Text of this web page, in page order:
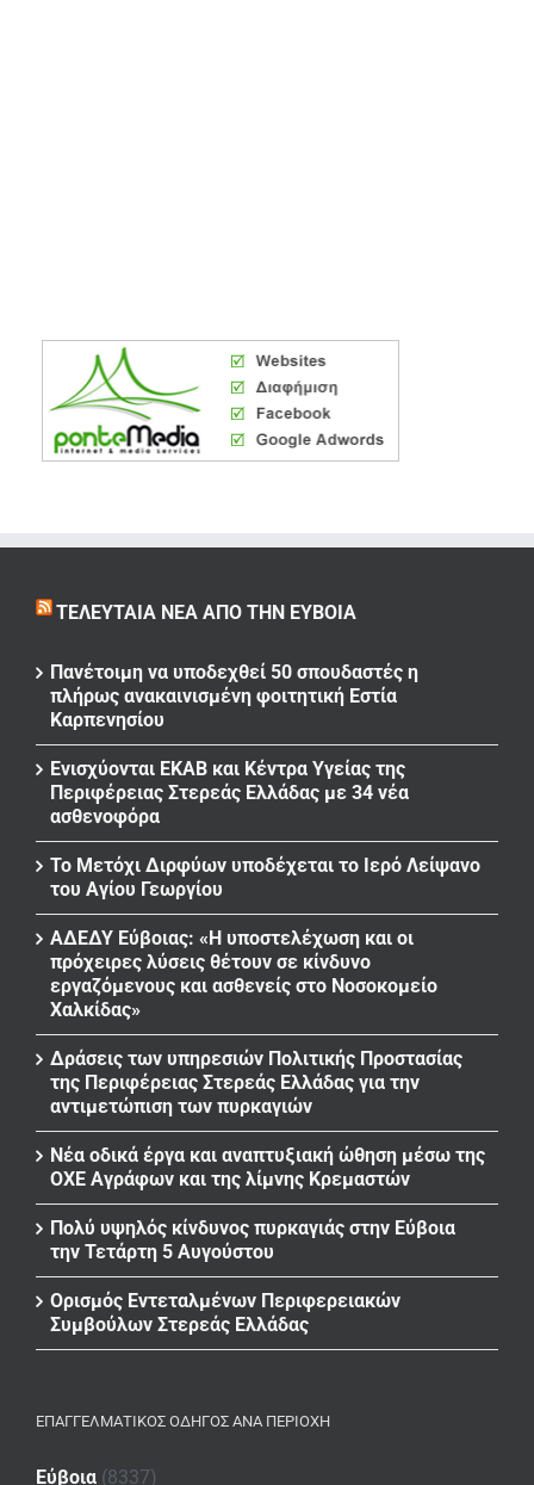
ΤΕΛΕΥΤΑΊΑ ΝΈΑ ΑΠΌ ΤΗΝ ΕΎΒΟΙΑ
Πανέτοιμη να υποδεχθεί 50 σπουδαστές η
πλήρως ανακαινισμένη φοιτητική Εστία
Καρπενησίου
Ενισχύονται ΕΚΑΒ και Κέντρα Υγείας της
Περιφέρειας Στερεάς Ελλάδας με 34 νέα
ασθενοφόρα
Το Μετόχι Διρφύων υποδέχεται το Ιερό Λείψανο
του Αγίου Γεωργίου
ΑΔΕΔΥ Εύβοιας: «Η υποστελέχωση και οι
πρόχειρες λύσεις θέτουν σε κίνδυνο
εργαζόμενους και ασθενείς στο Νοσοκομείο
Χαλκίδας»
Δράσεις των υπηρεσιών Πολιτικής Προστασίας
της Περιφέρειας Στερεάς Ελλάδας για την
αντιμετώπιση των πυρκαγιών
Νέα οδικά έργα και αναπτυξιακή ώθηση μέσω της
ΟΧΕ Αγράφων και της λίμνης Κρεμαστών
Πολύ υψηλός κίνδυνος πυρκαγιάς στην Εύβοια
την Τετάρτη 5 Αυγούστου
Ορισμός Εντεταλμένων Περιφερειακών
Συμβούλων Στερεάς Ελλάδας
ΕΠΑΓΓΕΛΜΑΤΙΚΌΣ ΟΔΗΓΌΣ ΑΝΆ ΠΕΡΙΟΧΉ
Εύβοια (8337)